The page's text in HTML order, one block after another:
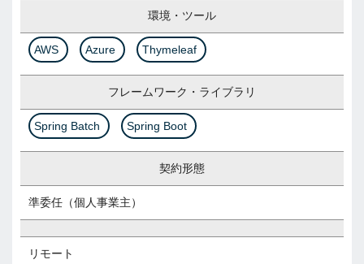
環境・ツール
AWS Azure Thymeleaf
フレームワーク・ライブラリ
Spring Batch Spring Boot
契約形態
準委任（個人事業主）
リモート